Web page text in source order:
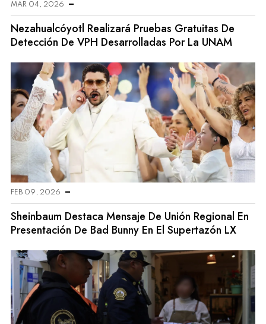
MAR 04, 2026
Nezahualcóyotl Realizará Pruebas Gratuitas De
Detección De VPH Desarrolladas Por La UNAM
FEB 09, 2026
Sheinbaum Destaca Mensaje De Unión Regional En
Presentación De Bad Bunny En El Supertazón LX